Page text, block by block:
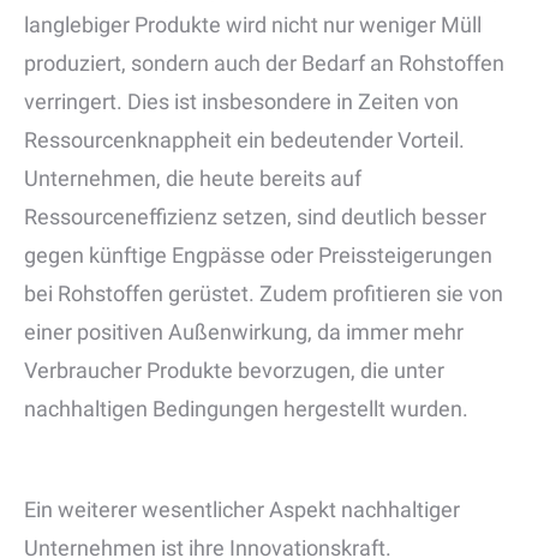
langlebiger Produkte wird nicht nur weniger Müll
produziert, sondern auch der Bedarf an Rohstoffen
verringert. Dies ist insbesondere in Zeiten von
Ressourcenknappheit ein bedeutender Vorteil.
Unternehmen, die heute bereits auf
Ressourceneffizienz setzen, sind deutlich besser
gegen künftige Engpässe oder Preissteigerungen
bei Rohstoffen gerüstet. Zudem profitieren sie von
einer positiven Außenwirkung, da immer mehr
Verbraucher Produkte bevorzugen, die unter
nachhaltigen Bedingungen hergestellt wurden.
Ein weiterer wesentlicher Aspekt nachhaltiger
Unternehmen ist ihre Innovationskraft.